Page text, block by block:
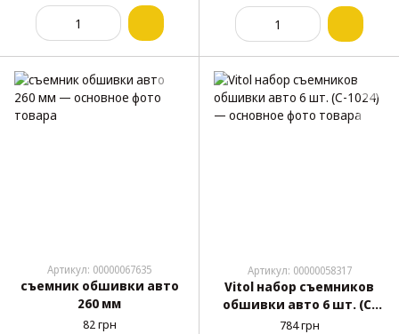
Артикул: 00000067635
съемник обшивки авто
260 мм
82 грн
Артикул: 00000058317
Vitol набор съемников
обшивки авто 6 шт. (C-
1024)
784 грн